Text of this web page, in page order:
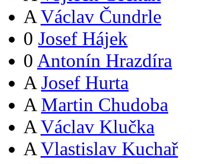
A Václav Čundrle
0 Josef Hájek
0 Antonín Hrazdíra
A Josef Hurta
A Martin Chudoba
A Václav Klučka
A Vlastislav Kuchař